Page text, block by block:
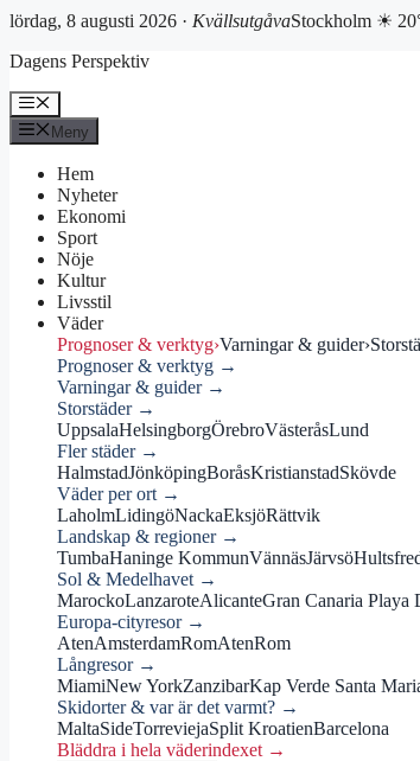
lördag, 8 augusti 2026 · KvällsutgåvaStockholm ☀
till
Dagens Perspektiv
Meny
Meny
Hem
Nyheter
Ekonomi
Sport
Nöje
Kultur
Livsstil
Väder
Prognoser & verktyg›Varningar & guider›
Prognoser & verktyg →
Varningar & guider →
Storstäder →
UppsalaHelsingborgÖrebroVästeråsLund
Fler städer →
HalmstadJönköpingBoråsKristianstadSkövde
Väder per ort →
LaholmLidingöNackaEksjöRättvik
Landskap & regioner →
TumbaHaninge KommunVännäsJärvsö
Sol & Medelhavet →
MarockoLanzaroteAlicanteGran Canaria Playa
Europa-cityresor →
AtenAmsterdamRomAtenRom
Långresor →
MiamiNew YorkZanzibarKap Verde Santa
Skidorter & var är det varmt? →
MaltaSideTorreviejaSplit KroatienBarcelona
Bläddra i hela väderindexet →